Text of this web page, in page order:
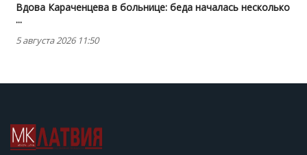
Вдова Караченцева в больнице: беда началась несколько
...
5 августа 2026 11:50